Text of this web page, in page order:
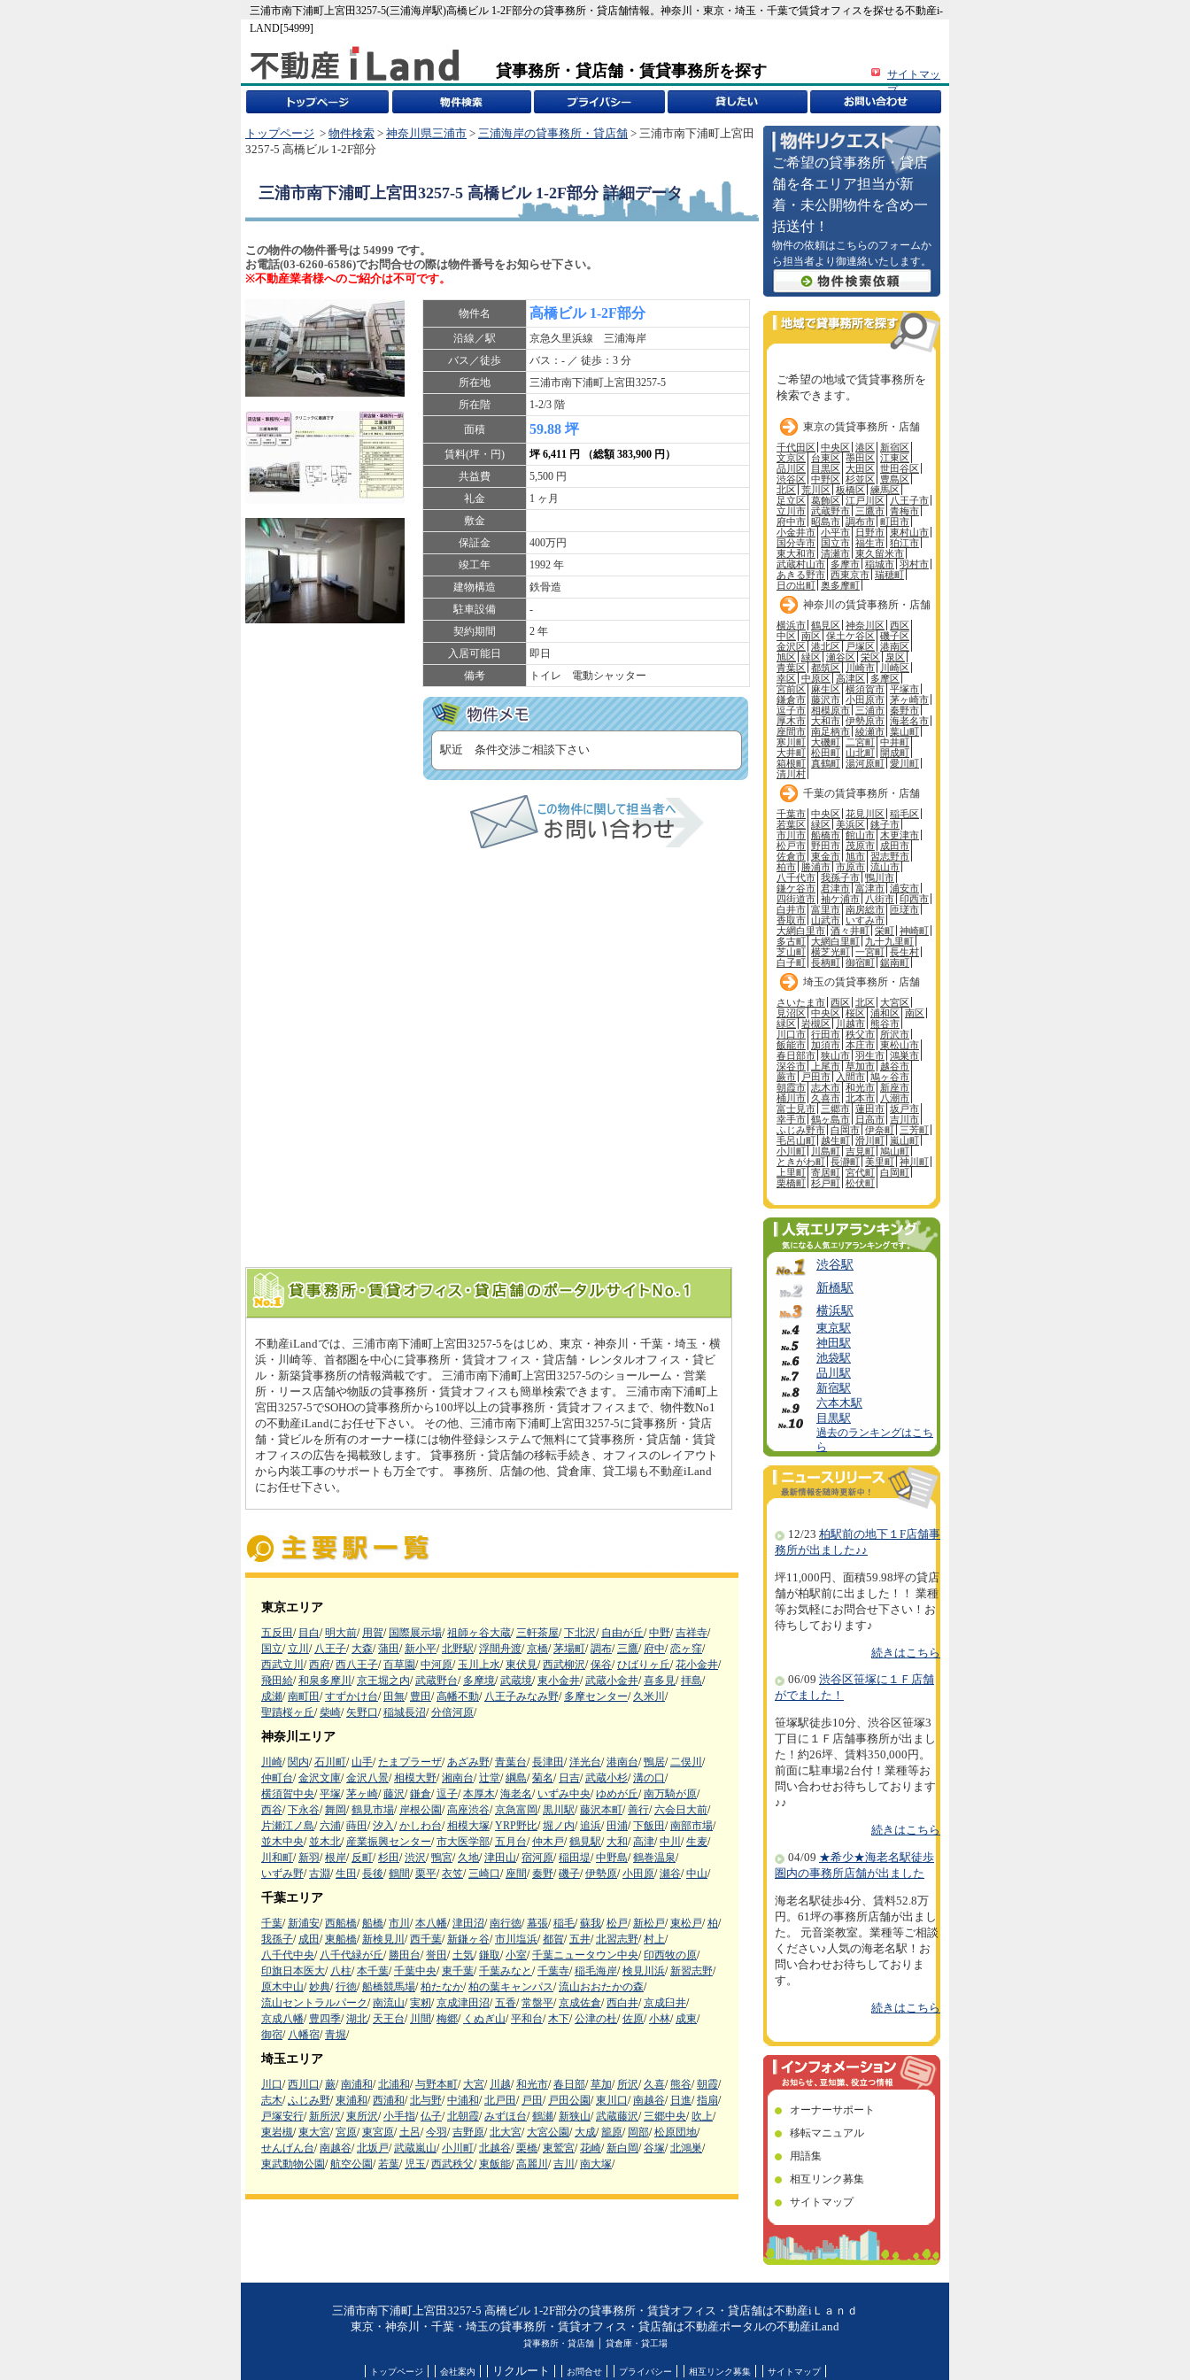
三浦市南下浦町上宮田3257-5(三浦海岸駅)高橋ビル 1-2F部分の貸事務所・貸店舗情報。神奈川・東京・埼玉・千葉で賃貸オフィスを探せる不動産i-
LAND[54999]
貸事務所・貸店舗・賃貸事務所を探す
サイトマッ
プ
トップページ > 物件検索 > 神奈川県三浦市 > 三浦海岸の貸事務所・貸店舗 > 三浦市南下浦町上宮田
3257-5 高橋ビル 1-2F部分
三浦市南下浦町上宮田3257-5 高橋ビル 1-2F部分詳細データ
この物件の物件番号は 54999 です。
お電話(03-6260-6586)でお問合せの際は物件番号をお知らせ下さい。
※不動産業者様へのご紹介は不可です。
物件名 高橋ビル 1-2F部分
沿線／駅
京急久里浜線 三浦海岸
バス／徒歩
バス：- ／ 徒歩：3 分
所在地
三浦市南下浦町上宮田3257-5
所在階
1-2/3 階
面積
59.88 坪
賃料(坪・円)
坪 6,411 円 （総額 383,900 円）
共益費
5,500 円
礼金
1 ヶ月
敷金
保証金
400万円
竣工年
1992 年
建物構造
鉄骨造
駐車設備
-
契約期間
2 年
入居可能日
即日
備考
トイレ 電動シャッター
駅近 条件交渉ご相談下さい
不動産iLandでは、三浦市南下浦町上宮田3257-5をはじめ、東京・神奈川・千葉・埼玉・横
浜・川崎等、首都圏を中心に貸事務所・賃貸オフィス・貸店舗・レンタルオフィス・貸ビ
ル・新築貸事務所の情報満載です。 三浦市南下浦町上宮田3257-5のショールーム・営業
所・リース店舗や物販の貸事務所・賃貸オフィスも簡単検索できます。 三浦市南下浦町上
宮田3257-5でSOHOの貸事務所から100坪以上の貸事務所・賃貸オフィスまで、物件数No1
の不動産iLandにお任せ下さい。 その他、三浦市南下浦町上宮田3257-5に貸事務所・貸店
舗・貸ビルを所有のオーナー様には物件登録システムで無料にて貸事務所・貸店舗・賃貸
オフィスの広告を掲載致します。 貸事務所・貸店舗の移転手続き、オフィスのレイアウト
から内装工事のサポートも万全です。 事務所、店舗の他、貸倉庫、貸工場も不動産iLand
にお任せ下さい。
東京エリア
五反田/ 目白/ 明大前/ 用賀/ 国際展示場/ 祖師ヶ谷大蔵/ 三軒茶屋/ 下北沢/ 自由が丘/ 中野/ 吉祥寺/
国立/ 立川 / 八王子/ 大森/ 蒲田/ 新小平/ 北野駅/ 浮間舟渡/ 京橋/ 茅場町/ 調布/ 三鷹/ 府中/ 恋ヶ窪/
西武立川 / 西府/ 西八王子/ 百草園/ 中河原/ 玉川上水/ 東伏見/ 西武柳沢/ 保谷/ ひばりヶ丘/ 花小金井/
飛田給/ 和泉多摩川 / 京王堀之内/ 武蔵野台/ 多摩境/ 武蔵境/ 東小金井/ 武蔵小金井/ 喜多見/ 拝島/
成瀬/ 南町田/ すずかけ台/ 田無/ 豊田/ 高幡不動/ 八王子みなみ野/ 多摩センター/ 久米川 /
聖蹟桜ヶ丘/ 柴崎/ 矢野口/ 稲城長沼/ 分倍河原/
神奈川エリア
川崎/ 関内/ 石川町/ 山手/ たまプラーザ/ あざみ野/ 青葉台/ 長津田/ 洋光台/ 港南台/ 鴨居/ 二俣川 /
仲町台/ 金沢文庫/ 金沢八景/ 相模大野/ 湘南台/ 辻堂/ 綱島/ 菊名/ 日吉/ 武蔵小杉/ 溝の口/
横須賀中央/ 平塚/ 茅ヶ崎/ 藤沢/ 鎌倉/ 逗子/ 本厚木/ 海老名/ いずみ中央/ ゆめが丘/ 南万騎が原/
西谷/ 下永谷/ 舞岡/ 鶴見市場/ 岸根公園/ 高座渋谷/ 京急富岡/ 黒川駅/ 藤沢本町/ 善行/ 六会日大前/
片瀬江ノ島/ 六浦/ 蒔田/ 汐入/ かしわ台/ 相模大塚/ YRP野比/ 堀ノ内/ 追浜/ 田浦/ 下飯田/ 南部市場/
並木中央/ 並木北/ 産業振興センター/ 市大医学部/ 五月台/ 仲木戸/ 鶴見駅/ 大和/ 高津/ 中川 / 生麦/
川和町/ 新羽/ 根岸/ 反町/ 杉田/ 渋沢/ 鴨宮/ 久地/ 津田山/ 宿河原/ 稲田堤/ 中野島/ 鶴巻温泉/
いずみ野/ 古淵/ 生田/ 長後/ 鶴間/ 栗平/ 衣笠/ 三崎口/ 座間/ 秦野/ 磯子/ 伊勢原/ 小田原/ 瀬谷/ 中山/
千葉エリア
千葉/ 新浦安/ 西船橋/ 船橋/ 市川 / 本八幡/ 津田沼/ 南行徳/ 幕張/ 稲毛/ 蘇我/ 松戸/ 新松戸/ 東松戸/ 柏/
我孫子/ 成田/ 東船橋/ 新検見川 / 西千葉/ 新鎌ヶ谷/ 市川塩浜/ 都賀/ 五井/ 北習志野/ 村上/
八千代中央/ 八千代緑が丘/ 勝田台/ 誉田/ 土気/ 鎌取/ 小室/ 千葉ニュータウン中央/ 印西牧の原/
印旗日本医大/ 八柱/ 本千葉/ 千葉中央/ 東千葉/ 千葉みなと/ 千葉寺/ 稲毛海岸/ 検見川浜/ 新習志野/
原木中山/ 妙典/ 行徳/ 船橋競馬場/ 柏たなか/ 柏の葉キャンパス/ 流山おおたかの森/
流山セントラルパーク/ 南流山/ 実籾/ 京成津田沼/ 五香/ 常盤平/ 京成佐倉/ 西白井/ 京成臼井/
京成八幡/ 豊四季/ 湖北/ 天王台/ 川間/ 梅郷/ くぬぎ山/ 平和台/ 木下/ 公津の杜/ 佐原/ 小林/ 成東/
御宿/ 八幡宿/ 青堀/
埼玉エリア
川口/ 西川口/ 蕨/ 南浦和/ 北浦和/ 与野本町/ 大宮/ 川越/ 和光市/ 春日部/ 草加/ 所沢/ 久喜/ 熊谷/ 朝霞/
志木/ ふじみ野/ 東浦和/ 西浦和/ 北与野/ 中浦和/ 北戸田/ 戸田/ 戸田公園/ 東川口/ 南越谷/ 日進/ 指扇/
戸塚安行/ 新所沢/ 東所沢/ 小手指/ 仏子/ 北朝霞/ みずほ台/ 鶴瀬/ 新狭山/ 武蔵藤沢/ 三郷中央/ 吹上/
東岩槻/ 東大宮/ 宮原/ 東宮原/ 土呂/ 今羽/ 吉野原/ 北大宮/ 大宮公園/ 大成/ 籠原/ 岡部/ 松原団地/
せんげん台/ 南越谷/ 北坂戸/ 武蔵嵐山/ 小川町/ 北越谷/ 栗橋/ 東鷲宮/ 花崎/ 新白岡/ 谷塚/ 北鴻巣/
東武動物公園/ 航空公園/ 若葉/ 児玉/ 西武秩父/ 東飯能/ 高麗川 / 吉川 / 南大塚/
ご希望の貸事務所・貸店
舗を各エリア担当が新
着・未公開物件を含め一
括送付！
物件の依頼はこちらのフォームか
ら担当者より御連絡いたします。
ご希望の地域で賃貸事務所を
検索できます。
東京の賃貸事務所・店舗
千代田区 中央区 港区 新宿区
文京区 台東区 墨田区 江東区
品川区 目黒区 大田区 世田谷区
渋谷区 中野区 杉並区 豊島区
北区 荒川区 板橋区 練馬区
足立区 葛飾区 江戸川区
八王子市
立川市 武蔵野市 三鷹市 青梅市
府中市 昭島市 調布市 町田市
小金井市 小平市 日野市 東村山市
国分寺市
国立市 福生市 狛江市
東大和市 清瀬市 東久留米市
武蔵村山市 多摩市 稲城市 羽村市
あきる野市 西東京市 瑞穂町
日の出町 奥多摩町
神奈川の賃貸事務所・店舗
横浜市 鶴見区 神奈川区 西区
中区 南区 保土ケ谷区 磯子区
金沢区 港北区 戸塚区 港南区
旭区 緑区 瀬谷区 栄区 泉区
青葉区 都筑区 川崎市
川崎区
幸区 中原区 高津区 多摩区
宮前区 麻生区 横須賀市 平塚市
鎌倉市 藤沢市 小田原市 茅ヶ崎市
逗子市 相模原市 三浦市 秦野市
厚木市 大和市 伊勢原市 海老名市
座間市 南足柄市 綾瀬市 葉山町
寒川町 大磯町 二宮町 中井町
大井町 松田町 山北町 開成町
箱根町 真鶴町 湯河原町 愛川町
清川村
千葉の賃貸事務所・店舗
千葉市 中央区 花見川区 稲毛区
若葉区 緑区 美浜区 銚子市
市川市 船橋市 館山市 木更津市
松戸市 野田市 茂原市 成田市
佐倉市 東金市 旭市 習志野市
柏市 勝浦市 市原市 流山市
八千代市 我孫子市 鴨川市
鎌ケ谷市 君津市 富津市 浦安市
四街道市 袖ケ浦市 八街市 印西市
白井市 富里市 南房総市 匝瑳市
香取市 山武市 いすみ市
大網白里市 酒々井町 栄町 神崎町
多古町 大網白里町 九十九里町
芝山町 横芝光町 一宮町 長生村
白子町 長柄町 御宿町 鋸南町
埼玉の賃貸事務所・店舗
さいたま市 西区 北区 大宮区
見沼区 中央区 桜区 浦和区 南区
緑区 岩槻区 川越市 熊谷市
川口市 行田市 秩父市 所沢市
飯能市 加須市 本庄市 東松山市
春日部市 狭山市 羽生市 鴻巣市
深谷市
上尾市 草加市 越谷市
蕨市
戸田市 入間市 鳩ヶ谷市
朝霞市 志木市 和光市 新座市
桶川市 久喜市 北本市
八潮市
富士見市 三郷市 蓮田市 坂戸市
幸手市 鶴ヶ島市 日高市 吉川市
ふじみ野市 白岡市 伊奈町 三芳町
毛呂山町 越生町 滑川町 嵐山町
小川町
川島町 吉見町 鳩山町
ときがわ町 長瀞町 美里町 神川町
上里町 寄居町 宮代町 白岡町
栗橋町 杉戸町 松伏町
渋谷駅
新橋駅
横浜駅
東京駅
神田駅
池袋駅
品川駅
新宿駅
六本木駅
目黒駅
過去のランキングはこち
ら
12/23 柏駅前の地下１F店舗事
務所が出ました♪♪
坪11,000円、面積59.98坪の貸店
舗が柏駅前に出ました！！ 業種
等お気軽にお問合せ下さい！お
待ちしております♪
続きはこちら
06/09 渋谷区笹塚に１Ｆ店舗
がでました！
笹塚駅徒歩10分、渋谷区笹塚3
丁目に１Ｆ店舗事務所が出まし
た！約26坪、賃料350,000円。
前面に駐車場2台付！業種等お
問い合わせお待ちしております
♪♪
続きはこちら
04/09 ★希少★海老名駅徒歩
圏内の事務所店舗が出ました
海老名駅徒歩4分、賃料52.8万
円。61坪の事務所店舗が出まし
た。 元音楽教室。業種等ご相談
ください♪人気の海老名駅！お
問い合わせお待ちしておりま
す。
続きはこちら
オーナーサポート
移転マニュアル
用語集
相互リンク募集
サイトマップ
三浦市南下浦町上宮田3257-5 高橋ビル 1-2F部分の貸事務所・賃貸オフィス・貸店舗は不動産iＬａｎｄ
東京・神奈川・千葉・埼玉の貸事務所・賃貸オフィス・貸店舗は不動産ポータルの不動産iLand
貸事務所・貸店舗｜ 貸倉庫・貸工場
トップページ 会社案内 リクルート お問合せ プライバシー 相互リンク募集 サイトマップ